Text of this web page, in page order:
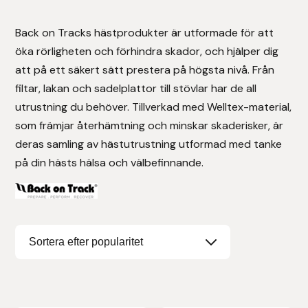
Back on Tracks hästprodukter är utformade för att
öka rörligheten och förhindra skador, och hjälper dig
att på ett säkert sätt prestera på högsta nivå. Från
filtar, lakan och sadelplattor till stövlar har de all
utrustning du behöver. Tillverkad med Welltex-material,
som främjar återhämtning och minskar skaderisker, är
deras samling av hästutrustning utformad med tanke
på din hästs hälsa och välbefinnande.
Vojlockar och schabrak
Tränsdelar och tyglar
Ridjackor, kappor, västar mm
Ridskor och ridstövlar
Tävlingskavajer och blusar
Väskor, bagar, påsar mm
Bocaj
Boett
Bomber Bits
Borstiq
Bucas
Casco